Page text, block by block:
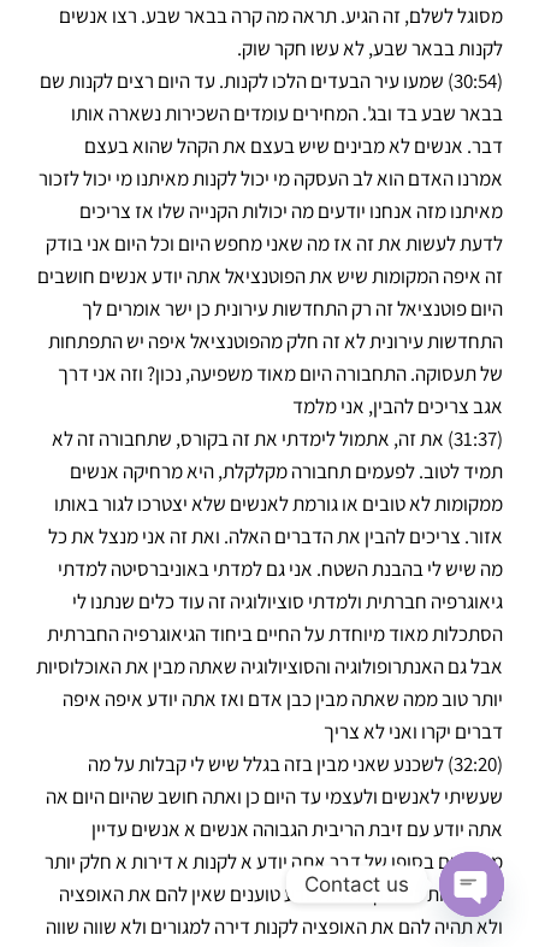
מסוגל לשלם, זה הגיע. תראה מה קרה בבאר שבע. רצו אנשים
לקנות בבאר שבע, לא עשו חקר שוק.
(30:54) שמעו עיר הבעדים הלכו לקנות. עד היום רצים לקנות שם
בבאר שבע בד ובג'. המחירים עומדים השכירות נשארה אותו
דבר. אנשים לא מבינים שיש בעצם את הקהל שהוא בעצם
אמרנו האדם הוא לב העסקה מי יכול לקנות מאיתנו מי יכול לזכור
מאיתנו מזה אנחנו יודעים מה יכולות הקנייה שלו אז צריכים
לדעת לעשות את זה אז מה שאני מחפש היום וכל היום אני בודק
זה איפה המקומות שיש את הפוטנציאל אתה יודע אנשים חושבים
היום פוטנציאל זה רק התחדשות עירונית כן ישר אומרים לך
התחדשות עירונית לא זה חלק מהפוטנציאל איפה יש התפתחות
של תעסוקה. התחבורה היום מאוד משפיעה, נכון? וזה אני דרך
אגב צריכים להבין, אני מלמד
(31:37) את זה, אתמול לימדתי את זה בקורס, שתחבורה זה לא
תמיד לטוב. לפעמים תחבורה מקלקלת, היא מרחיקה אנשים
ממקומות לא טובים או גורמת לאנשים שלא יצטרכו לגור באותו
אזור. צריכים להבין את הדברים האלה. ואת זה אני מנצל את כל
מה שיש לי בהבנת השטח. אני גם למדתי באוניברסיטה למדתי
גיאוגרפיה חברתית ולמדתי סוציולוגיה זה עוד כלים שנתנו לי
הסתכלות מאוד מיוחדת על החיים ביחוד הגיאוגרפיה החברתית
אבל גם האנתרופולוגיה והסוציולוגיה שאתה מבין את האוכלוסיות
יותר טוב ממה שאתה מבין כבן אדם ואז אתה יודע איפה איפה
דברים יקרו ואני לא צריך
(32:20) לשכנע שאני מבין בזה בגלל שיש לי קבלות על מה
שעשיתי לאנשים ולעצמי עד היום כן ואתה חושב שהיום היום אה
אתה יודע עם זיבת הריבית הגבוהה אנשים א אנשים עדיין
מחפשים בסופו של דבר אתה יודע א לקנות א דירות א חלק יותר
חלק פחות כי חלק א אתה יודע טוענים שאין להם את האופציה
ולא תהיה להם את האופציה לקנות דירה למגורים ולא שווה שווה
Contact us
Open chaty